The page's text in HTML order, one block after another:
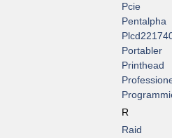
Pcie
Pentalpha
Portabler
Printhead
R
Raid